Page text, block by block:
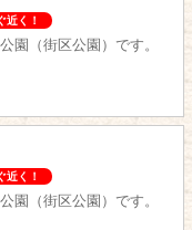
近く！
園（街区公園）です。
近く！
園（街区公園）です。